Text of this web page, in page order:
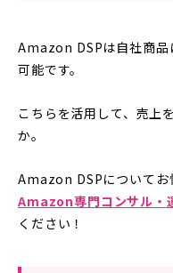
Amazon DSPは自社商品
可能です。
こちらを活用して、売上
か。
Amazon DSPについてお
Amazon専門コンサル・
ください！